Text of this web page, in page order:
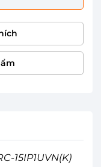
15IP1UVN(K)